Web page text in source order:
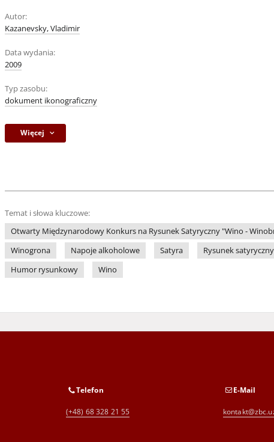
Autor:
Kazanevsky, Vladimir
Data wydania:
2009
Typ zasobu:
dokument ikonograficzny
Więcej
Temat i słowa kluczowe:
Otwarty Międzynarodowy Konkurs na Rysunek Satyryczny "Wino -
Winogrona
Napoje alkoholowe Satyra Rysunek satyryczny
Humor rysunkowy
Wino
Telefon
(+48) 68 328 21 55
E-Mail